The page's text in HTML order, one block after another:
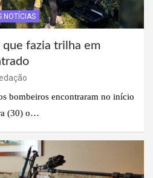
NOTÍCIAS
fazia trilha em
bombeiros encontraram no início
(30) o…